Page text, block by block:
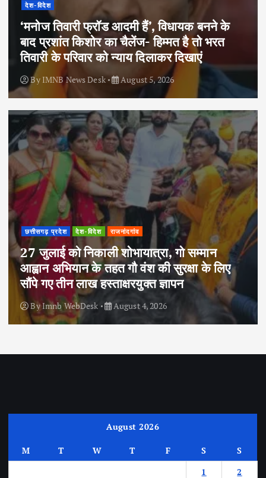
देश-विदेश
‘मनोज तिवारी फ्रॉड आदमी हैं’, विधायक बनने के
बाद प्रशांत किशोर का चैलेंज- हिम्मत है तो भरत
तिवारी के परिवार को न्याय दिलाकर दिखाएं
By IMNB News Desk August 5, 2026
छत्तीसगढ़ प्रदेश देश-विदेश राजनांदगांव
27 जुलाई को निकाली शोभायात्रा, गो सम्मान
आह्वान अभियान के तहत गौ वंश की सुरक्षा के लिए
सौंपे गए तीन लाख हस्ताक्षरयुक्त ज्ञापन
ByImnb WebDesk August 4, 2026
August 2026
M T W T F S
S
1
2